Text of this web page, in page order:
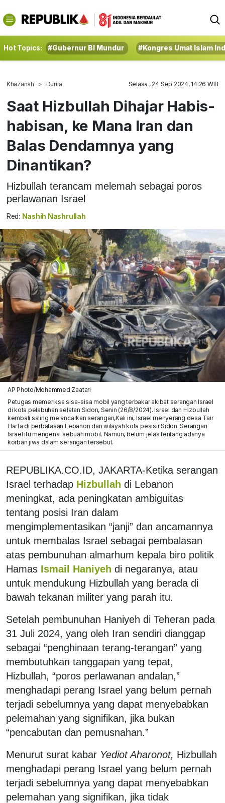
Hot Topics: #Gubernur BI Mundur #Kongres Umat Islam
Khazanah Dunia Selasa , 24 Sep 2024, 14:26 WIB
Saat Hizbullah Dihajar Habis-
habisan, ke Mana Iran dan
Balas Dendamnya yang
Dinantikan?
Hizbullah terancam melemah sebagai poros
perlawanan Israel
Red: Nashih Nashrullah
AP Photo/Mohammed Zaatari
Petugas memeriksa sisa-sisa mobil yang terbakar akibat serangan Israel
di kota pelabuhan selatan Sidon, Senin (26/8/2024). Israel dan Hizbullah
kembali saling melancarkan serangan,Kali ini, Israel menyerang desa Tair
Harfa di perbatasan Lebanon dan wilayah kota pesisir Sidon. Serangan
Israel itu mengenai sebuah mobil. Namun, belum jelas tentang adanya
korban jiwa dalam serangan tersebut.
REPUBLIKA.CO.ID, JAKARTA-Ketika serangan
Israel terhadap Hizbullah di Lebanon
meningkat, ada peningkatan ambiguitas
tentang posisi Iran dalam
mengimplementasikan “janji” dan ancamannya
untuk membalas Israel sebagai pembalasan
atas pembunuhan almarhum kepala biro politik
Hamas Ismail Haniyeh di negaranya, atau
untuk mendukung Hizbullah yang berada di
bawah tekanan militer yang parah itu.
Setelah pembunuhan Haniyeh di Teheran pada
31 Juli 2024, yang oleh Iran sendiri dianggap
sebagai “penghinaan terang-terangan” yang
membutuhkan tanggapan yang tepat,
Hizbullah, “poros perlawanan andalan,”
menghadapi perang Israel yang belum pernah
terjadi sebelumnya yang dapat menyebabkan
pelemahan yang signifikan, jika bukan
“pencabutan dan pemusnahan.”
Menurut surat kabar Yediot Aharonot, Hizbullah
menghadapi perang Israel yang belum pernah
terjadi sebelumnya yang dapat menyebabkan
pelemahan yang signifikan, jika tidak